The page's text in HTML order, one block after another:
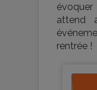
attend
rentrée !